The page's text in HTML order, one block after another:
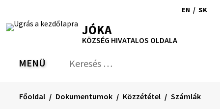
tartalomra
RSS Oldaltérkép
Nyomtatás
EN / SK
JÓKA
KÖZSÉG HIVATALOS OLDALA
VÁLTÁS
MENÜ Keresés:
Főoldal Dokumentumok Közzététel Számlák